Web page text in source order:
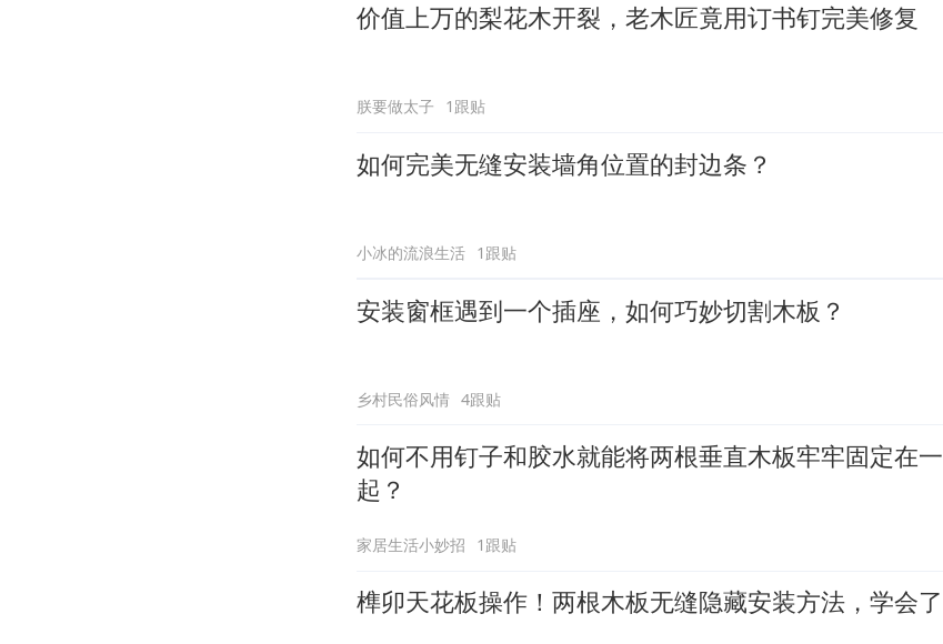
价值上万的梨花木开裂，老木匠竟用订书钉完美修复
朕要做太子 1跟贴
如何完美无缝安装墙角位置的封边条？
小冰的流浪生活 1跟贴
安装窗框遇到一个插座，如何巧妙切割木板？
乡村民俗风情 4跟贴
如何不用钉子和胶水就能将两根垂直木板牢牢固定在一
起？
家居生活小妙招 1跟贴
榫卯天花板操作！两根木板无缝隐藏安装方法，学会了